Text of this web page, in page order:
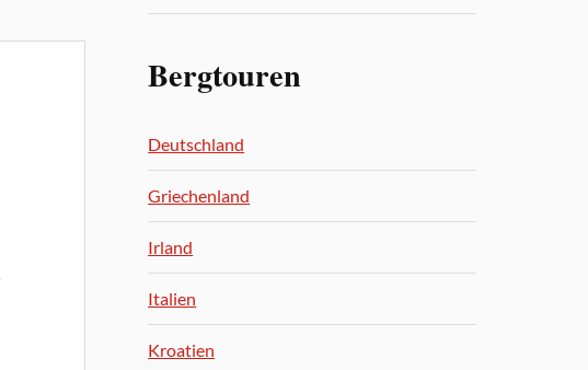
Bergtouren
Deutschland
Griechenland
Irland
Italien
Kroatien